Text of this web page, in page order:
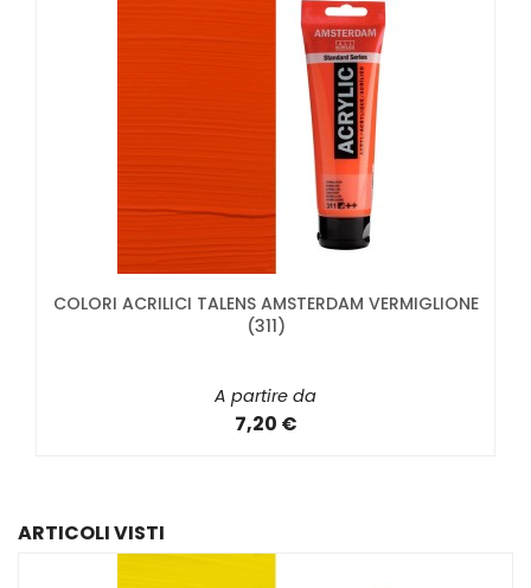
COLORI ACRILICI TALENS AMSTERDAM VERMIGLIONE
(311)
A partire da
7,20 €
ARTICOLI VISTI